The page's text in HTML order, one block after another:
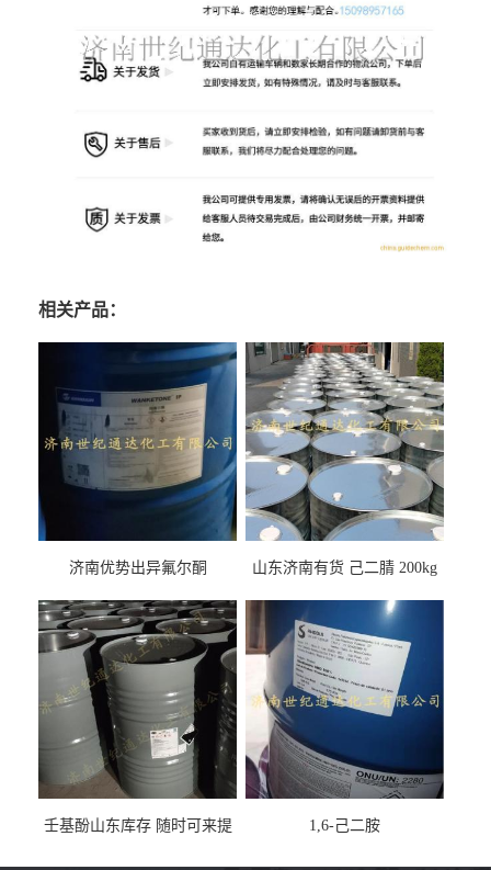
相关产品：
济南优势出异氟尔酮
山东济南有货 己二腈 200kg
壬基酚山东库存 随时可来提
1,6-己二胺